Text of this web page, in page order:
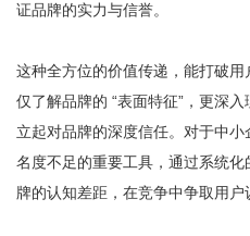
证品牌的实力与信誉。
这种全方位的价值传递，能打破
仅了解品牌的 “表面特征”，更深
立起对品牌的深度信任。对于中
名度不足的重要工具，通过系统
牌的认知差距，在竞争中争取用户